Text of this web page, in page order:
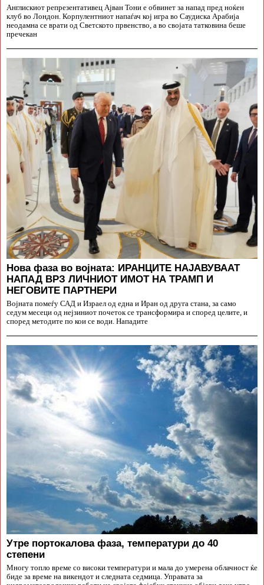
Англискиот репрезентативец Ајван Тони е обвинет за напад пред ноќен
клуб во Лондон. Корпулентниот напаѓач кој игра во Саудиска Арабија
неодамна се врати од Светското првенство, а во својата татковина беше
пречекан
Нова фаза во војната: ИРАНЦИТЕ НАЈАВУВААТ
НАПАД ВРЗ ЛИЧНИОТ ИМОТ НА ТРАМП И
НЕГОВИТЕ ПАРТНЕРИ
Војната помеѓу САД и Израел од една и Иран од друга стана, за само
седум месеци од нејзиниот почеток се трансформира и според целите, и
според методите по кои се води. Нападите
Утре портокалова фаза, температури до 40
степени
Многу топло време со високи температури и мала до умерена облачност ќе
биде за време на викендот и следната седмица. Управата за